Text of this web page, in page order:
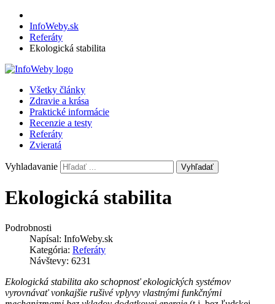
InfoWeby.sk
Referáty
Ekologická stabilita
Všetky články
Zdravie a krása
Praktické informácie
Recenzie a testy
Referáty
Zvieratá
Vyhladavanie Vyhľadať
Ekologická stabilita
Podrobnosti
Napísal: InfoWeby.sk
Kategória: Referáty
Návštevy: 6231
Ekologická stabilita ako schopnosť ekologických systémov
vyrovnávať vonkajšie rušivé vplyvy vlastnými funkčnými